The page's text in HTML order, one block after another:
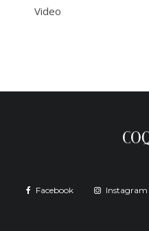
Video
Facebook Instagram